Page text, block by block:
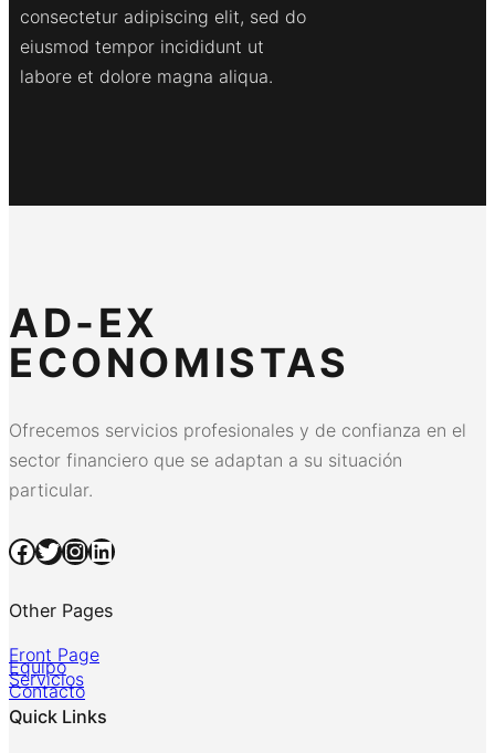
consectetur adipiscing elit, sed do
eiusmod tempor incididunt ut
labore et dolore magna aliqua.
AD-EX
ECONOMISTAS
Ofrecemos servicios profesionales y de confianza en el
sector financiero que se adaptan a su situación
particular.
Facebook Twitter InstagramLinkedIn
Other Pages
Front Page
Equipo
Servicios
Contacto
Quick Links